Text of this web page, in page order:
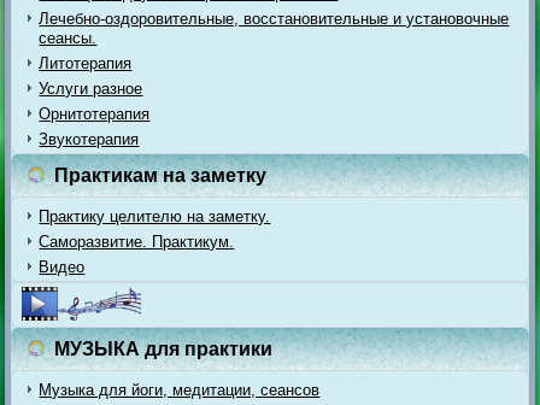
Лечебно-оздоровительные, восстановительные и установочные
сеансы.
Литотерапия
Услуги разное
Орнитотерапия
Звукотерапия
Практикам на заметку
Практику целителю на заметку.
Саморазвитие. Практикум.
Видео
МУЗЫКА для практики
Музыка для йоги, медитации, сеансов